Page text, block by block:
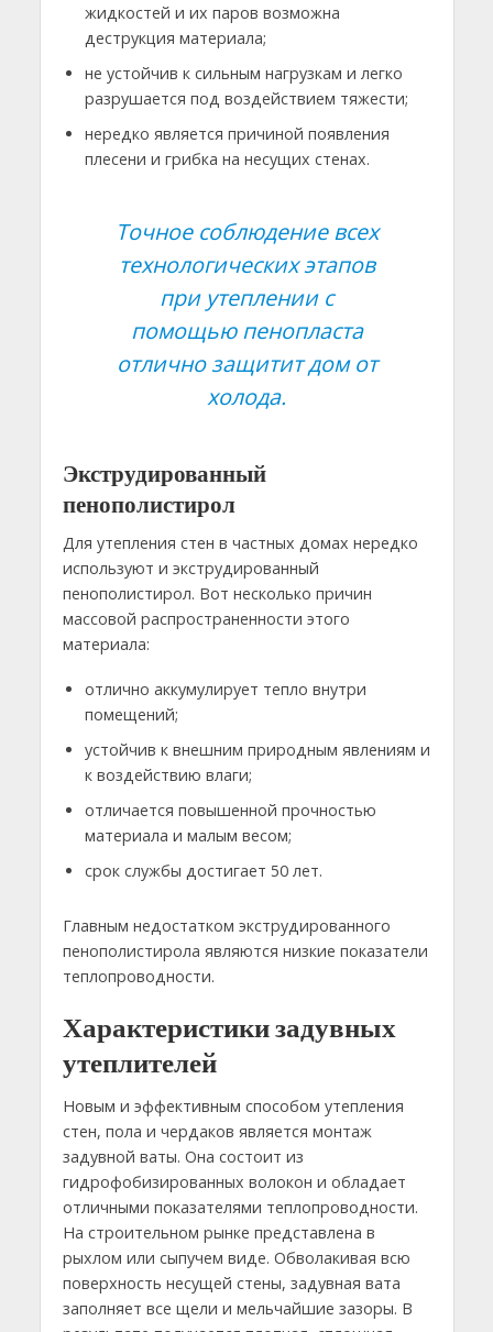
жидкостей и их паров возможна
деструкция материала;
не устойчив к сильным нагрузкам и легко
разрушается под воздействием тяжести;
нередко является причиной появления
плесени и грибка на несущих стенах.
Точное соблюдение всех
технологических этапов
при утеплении с
помощью пенопласта
отлично защитит дом от
холода.
Экструдированный
пенополистирол
Для утепления стен в частных домах нередко
используют и экструдированный
пенополистирол. Вот несколько причин
массовой распространенности этого
материала:
отлично аккумулирует тепло внутри
помещений;
устойчив к внешним природным явлениям и
к воздействию влаги;
отличается повышенной прочностью
материала и малым весом;
срок службы достигает 50 лет.
Главным недостатком экструдированного
пенополистирола являются низкие показатели
теплопроводности.
Характеристики задувных
утеплителей
Новым и эффективным способом утепления
стен, пола и чердаков является монтаж
задувной ваты. Она состоит из
гидрофобизированных волокон и обладает
отличными показателями теплопроводности.
На строительном рынке представлена в
рыхлом или сыпучем виде. Обволакивая всю
поверхность несущей стены, задувная вата
заполняет все щели и мельчайшие зазоры. В